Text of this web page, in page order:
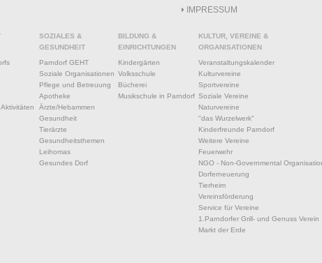
IMPRESSUM
SOZIALES &
GESUNDHEIT
Parndorf GEHT
Soziale Organisationen
Pflege und Betreuung
Apotheke
Ärzte/Hebammen
Gesundheit
Tierärzte
Gesundheitsthemen
Leihomas
Gesundes Dorf
BILDUNG &
EINRICHTUNGEN
Kindergärten
Volksschule
Bücherei
Musikschule in Parndorf
KULTUR, VEREINE &
ORGANISATIONEN
Veranstaltungskalender
Kulturvereine
Sportvereine
Soziale Vereine
Naturvereine
"das Wurzelwerk"
Kinderfreunde Parndorf
Weitere Vereine
Feuerwehr
NGO - Non-Governmental
Dorferneuerung
Tierheim
Vereinsförderung
Service für Vereine
1.Parndorfer Grill- und Genuss Verein
Markt der Erde